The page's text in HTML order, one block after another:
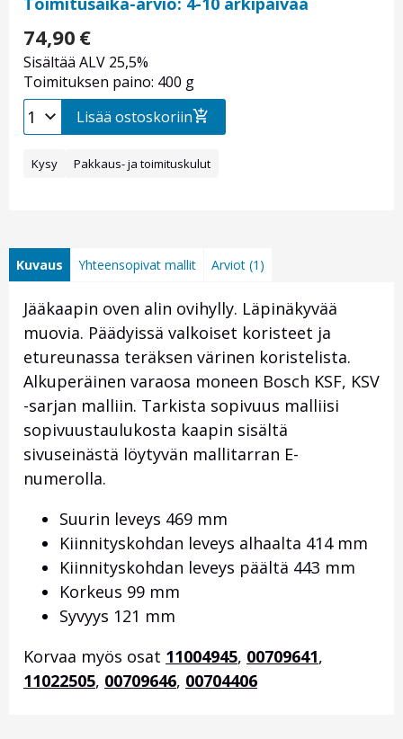
74,90 €
Sisältää ALV 25,5%
Toimituksen paino: 400 g
Lisää ostoskoriin
Kysy Pakkaus- ja toimituskulut
Kuvaus Yhteensopivat mallit Arviot (1)
Jääkaapin oven alin ovihylly. Läpinäkyvää
muovia. Päädyissä valkoiset koristeet ja
etureunassa teräksen värinen koristelista.
Alkuperäinen varaosa moneen Bosch KSF, KSV
-sarjan malliin. Tarkista sopivuus malliisi
sopivuustaulukosta kaapin sisältä
sivuseinästä löytyvän mallitarran E-
numerolla.
Suurin leveys 469 mm
Kiinnityskohdan leveys alhaalta 414 mm
Kiinnityskohdan leveys päältä 443 mm
Korkeus 99 mm
Syvyys 121 mm
Korvaa myös osat 11004945, 00709641,
11022505, 00709646, 00704406